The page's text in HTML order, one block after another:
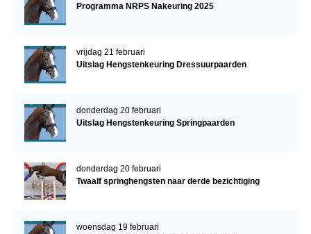
Programma NRPS Nakeuring 2025
vrijdag 21 februari
Uitslag Hengstenkeuring Dressuurpaarden
donderdag 20 februari
Uitslag Hengstenkeuring Springpaarden
donderdag 20 februari
Twaalf springhengsten naar derde bezichtiging
woensdag 19 februari